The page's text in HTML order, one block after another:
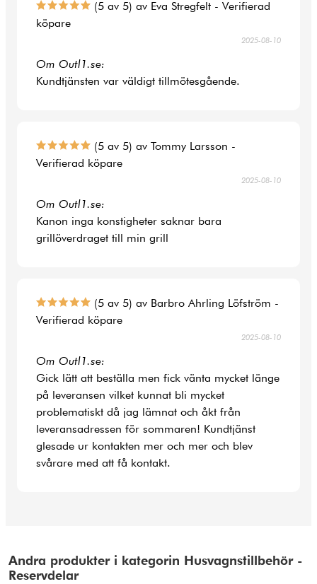
(5 av 5) av Eva Stregfelt - Verifierad
köpare
2025-08-10
Om Outl1.se:
Kundtjänsten var väldigt tillmötesgående.
(5 av 5) av Tommy Larsson -
Verifierad köpare
2025-08-10
Om Outl1.se:
Kanon inga konstigheter saknar bara
grillöverdraget till min grill
(5 av 5) av Barbro Ahrling Löfström -
Verifierad köpare
2025-08-10
Om Outl1.se:
Gick lätt att beställa men fick vänta mycket länge
på leveransen vilket kunnat bli mycket
problematiskt då jag lämnat och åkt från
leveransadressen för sommaren! Kundtjänst
glesade ur kontakten mer och mer och blev
svårare med att få kontakt.
Andra produkter i kategorin Husvagnstillbehör -
Reservdelar